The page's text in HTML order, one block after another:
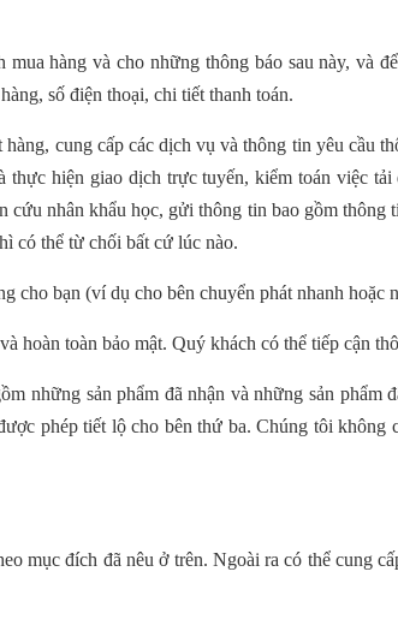
hàng và cho những thông báo sau này, và
số điện thoại, chi tiết thanh toán.
cung cấp các dịch vụ và thông tin yêu cầu
hiện giao dịch trực tuyến, kiểm toán việc
nhân khẩu học, gửi thông tin bao gồm thông
có thể từ chối bất cứ lúc nào.
cho bạn (ví dụ cho bên chuyển phát nhanh hoặc
hoàn toàn bảo mật. Quý khách có thể tiếp cận
những sản phẩm đã nhận và những sản
phép tiết lộ cho bên thứ ba. Chúng tôi
mục đích đã nêu ở trên. Ngoài ra có thể cung